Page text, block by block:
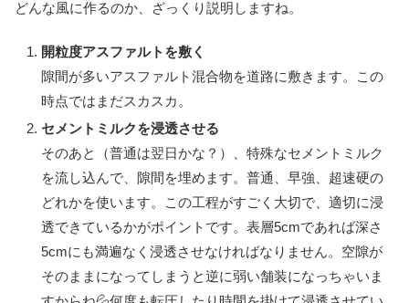
どんな風に作るのか、ざっくり説明しますね。
開粒度アスファルトを敷く
隙間が多いアスファルト混合物を道路に敷きます。この
時点ではまだスカスカ。
セメントミルクを浸透させる
そのあと（普通は翌日かな？）、特殊なセメントミルク
を流し込んで、隙間を埋めます。普通、早強、超速硬の
どれかを使います。この工程がすごく大切で、適切に浸
透できているかがポイントです。表層5cmであれば深さ
5cmにも満遍なく浸透させなければなりません。空隙が
そのままになってしまうと逆に弱い舗装になっちゃいま